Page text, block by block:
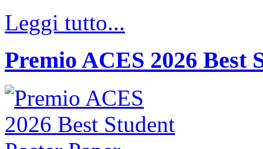
Leggi tutto...
Premio ACES 2026 Best